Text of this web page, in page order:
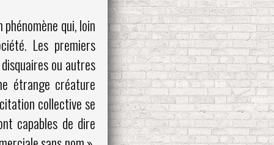
qui, loin
Les premiers
ou autres
étrange créature
collective se
capables de dire